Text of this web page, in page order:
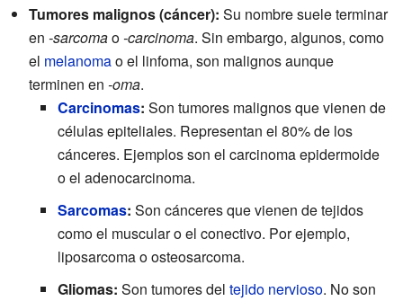
Tumores malignos (cáncer): Su nombre suele terminar
en -sarcomao-carcinoma. Sin embargo, algunos, como
el melanomao el linfoma, son malignos aunque
terminen en -oma.
Carcinomas: Son tumores malignos que vienen de
células epiteliales. Representan el 80% de los
cánceres. Ejemplos son el carcinoma epidermoide
o el adenocarcinoma.
Sarcomas: Son cánceres que vienen de tejidos
como el muscular o el conectivo. Por ejemplo,
liposarcoma o osteosarcoma.
Gliomas: Son tumores del tejido nervioso. No son